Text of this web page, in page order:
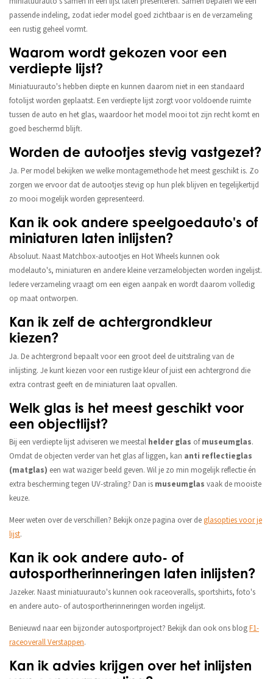
passende indeling, zodat ieder model goed zichtbaar is en de verzameling
een rustig geheel vormt.
Waarom wordt gekozen voor een
verdiepte lijst?
Miniatuurauto's hebben diepte en kunnen daarom niet in een standaard
fotolijst worden geplaatst. Een verdiepte lijst zorgt voor voldoende ruimte
tussen de auto en het glas, waardoor het model mooi tot zijn recht komt en
goed beschermd blijft.
Worden de autootjes stevig vastgezet?
Ja. Per model bekijken we welke montagemethode het meest geschikt is. Zo
zorgen we ervoor dat de autootjes stevig op hun plek blijven en tegelijkertijd
zo mooi mogelijk worden gepresenteerd.
Kan ik ook andere speelgoedauto's of
miniaturen laten inlijsten?
Absoluut. Naast Matchbox-autootjes en Hot Wheels kunnen ook
modelauto's, miniaturen en andere kleine verzamelobjecten worden ingelijst.
Iedere verzameling vraagt om een eigen aanpak en wordt daarom volledig
op maat ontworpen.
Kan ik zelf de achtergrondkleur
kiezen?
Ja. De achtergrond bepaalt voor een groot deel de uitstraling van de
inlijsting. Je kunt kiezen voor een rustige kleur of juist een achtergrond die
extra contrast geeft en de miniaturen laat opvallen.
Welk glas is het meest geschikt voor
een objectlijst?
Bij een verdiepte lijst adviseren we meestal helder glas ofmuseumglas.
Omdat de objecten verder van het glas af liggen, kan anti reflectieglas
(matglas) een wat waziger beeld geven. Wil je zo min mogelijk reflectie én
extra bescherming tegen UV-straling? Dan is museumglas vaak de mooiste
keuze.
Meer weten over de verschillen? Bekijk onze pagina over deglasopties voor je
lijst.
Kan ik ook andere auto- of
autosportherinneringen laten inlijsten?
Jazeker. Naast miniatuurauto's kunnen ook raceoveralls, sportshirts, foto's
en andere auto- of autosportherinneringen worden ingelijst.
Benieuwd naar een bijzonder autosportproject? Bekijk dan ook ons blogF1-
raceoverall Verstappen.
Kan ik advies krijgen over het inlijsten